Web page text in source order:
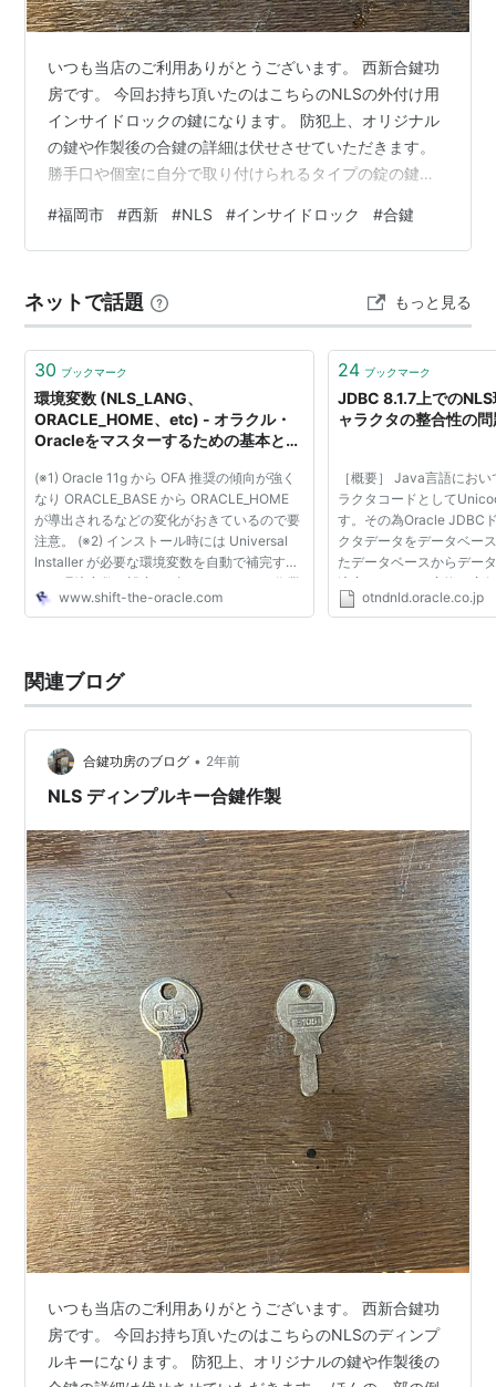
いつも当店のご利用ありがとうございます。 西新合鍵功
房です。 今回お持ち頂いたのはこちらのNLSの外付け用
インサイドロックの鍵になります。 防犯上、オリジナル
の鍵や作製後の合鍵の詳細は伏せさせていただきます。
勝手口や個室に自分で取り付けられるタイプの錠の鍵だ
ます。 豊富な在庫量で対応いたしますので、合鍵作製は
是非当店にお気軽にご相談下さい。 この度は当店のご利
西新4-9-3 営業時間:10時〜20時 電話番
号:09071576969 instagramはこちら 公式LINEからのご
相談も…
#福岡市 #西新 #NLS #インサイドロック #合鍵
ネットで話題 もっと見る
30 ブックマーク
環境変数 (NLS_LANG、
ORACLE_HOME、etc) - オラクル・
Oracleをマスターするための基本と仕
(※1) Oracle 11g から OFA 推奨の傾向が強く
なり ORACLE_BASE から ORACLE_HOME
が導出されるなどの変化がおきているので要
注意。 (※2) インストール時には Universal
Installer が必要な環境変数を自動で補完する
ので環境変数を設定せずにインストール作業
を行なう。 （過去の記憶では…既にに環境変
www.shift-the-oracle.com
24 ブックマーク
JDBC 8.1.7上での
ャラクタの整合性の
［概要］ Java言語にお
ラクタコードとして
す。その為Oracle JDBC
クタデータをデータベー
たデータベースからデー
適宜キャラクタ変換を実
ライアントからJDBCを
otndnld.oracle.co.jp
関連ブログ
合鍵功房のブログ • 2年前
NLS ディンプルキー合鍵作製
いつも当店のご利用ありがとうございます。 西新合鍵功
房です。 今回お持ち頂いたのはこちらのNLSのディンプ
ルキーになります。 防犯上、オリジナルの鍵や作製後の